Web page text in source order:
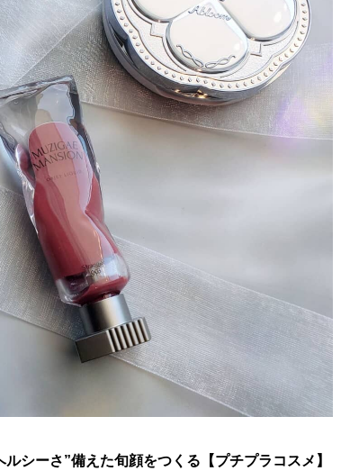
シーさ”備えた旬顔をつくる【プチプラコスメ】